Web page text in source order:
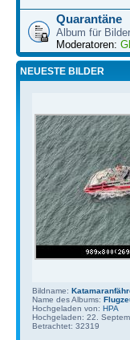
Quarantäne
Album für
Moderatoren:
NEUESTE BILDER
Bildname:
Name des Albums:
Hochgeladen von: HPA
Hochgeladen: 22.
Betrachtet: 32319